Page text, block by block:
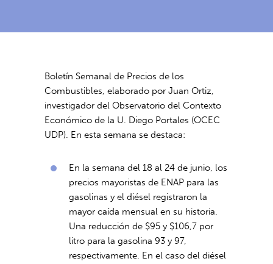
Boletín Semanal de Precios de los
Combustibles, elaborado por Juan Ortiz,
investigador del Observatorio del Contexto
Económico de la U. Diego Portales (OCEC
UDP). En esta semana se destaca:
En la semana del 18 al 24 de junio, los
precios mayoristas de ENAP para las
gasolinas y el diésel registraron la
mayor caída mensual en su historia.
Una reducción de $95 y $106,7 por
litro para la gasolina 93 y 97,
respectivamente. En el caso del diésel